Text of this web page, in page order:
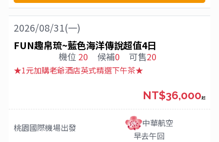
2026/08/31(一)
FUN趣帛琉~藍色海洋傳說超值4日
機位 20 候補0 可售20
★1元加購老爺酒店英式精選下午茶★
桃園國際機場出發
中華航空
早去午回
NT$36,000起